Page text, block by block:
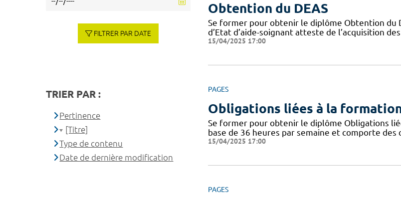
Obtention du DEAS
Se former pour obtenir le diplôme Obtention du
d’Etat d’aide-soignant atteste de l’acquisition
15/04/2025 17:00
PAGES
Obligations liées à la
Se former pour obtenir le diplôme Obligations
base de 36 heures par semaine et comporte
15/04/2025 17:00
PAGES
FILTRER PAR DATE
TRIER PAR :
Pertinence
[Titre]
Type de contenu
Date de dernière modification